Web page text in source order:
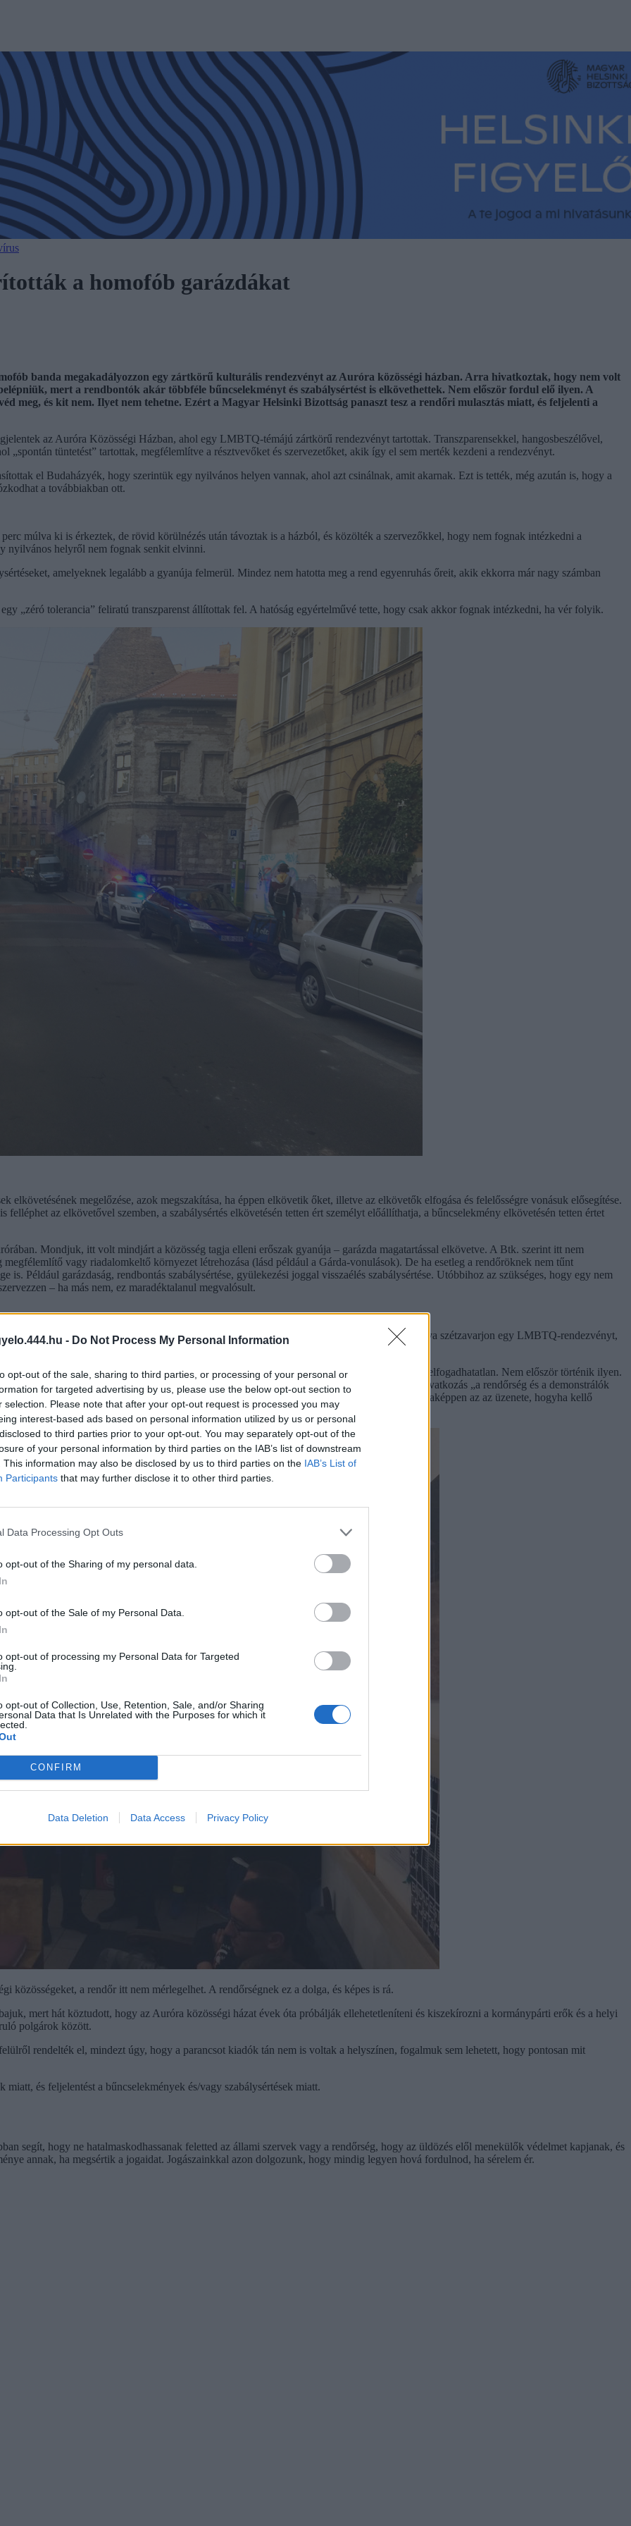
- Do Not Process My Personal Information
opt-out of the sale, sharing to third parties, or processing of your personal or
for targeted advertising by us, please use the below opt-out section to
selection. Please note that after your opt-out request is processed you may
interest-based ads based on personal information utilized by us or personal
to third parties prior to your opt-out. You may separately opt-out of the
of your personal information by third parties on the IAB’s list of downstream
This information may also be disclosed by us to third parties on the IAB’s List of
Participants that may further disclose it to other third parties.
Data Processing Opt Outs
opt-out of the Sharing of my personal data.
opt-out of the Sale of my Personal Data.
opt-out of processing my Personal Data for Targeted
opt-out of Collection, Use, Retention, Sale, and/or Sharing
Data that Is Unrelated with the Purposes for which it
CONFIRM
Data Deletion Data Access Privacy Policy
a homofób garázdákat
banda megakadályozzon egy zártkörű kulturális rendezvényt az Auróra közösségi házban. Arra hivatkoztak, hogy nem volt
mert a rendbontók akár többféle bűncselekményt és szabálysértést is elkövethettek. Nem először fordul elő ilyen. A
meg, és kit nem. Ilyet nem tehetne. Ezért a Magyar Helsinki Bizottság panaszt tesz a rendőri mulasztás miatt, és feljelenti a
az Auróra Közösségi Házban, ahol egy LMBTQ-témájú zártkörű rendezvényt tartottak. Transzparensekkel, hangosbeszélővel,
„spontán tüntetést” tartottak, megfélemlítve a résztvevőket és szervezetőket, akik így el sem merték kezdeni a rendezvényt.
el Budaházyék, hogy szerintük egy nyilvános helyen vannak, ahol azt csinálnak, amit akarnak. Ezt is tették, még azután is, hogy a
a továbbiakban ott.
múlva ki is érkeztek, de rövid körülnézés után távoztak is a házból, és közölték a szervezőkkel, hogy nem fognak intézkedni a
nyilvános helyről nem fognak senkit elvinni.
amelyeknek legalább a gyanúja felmerül. Mindez nem hatotta meg a rend egyenruhás őreit, akik ekkorra már nagy számban
„zéró tolerancia” feliratú transzparenst állítottak fel. A hatóság egyértelművé tette, hogy csak akkor fognak intézkedni, ha vér folyik.
elkövetésének megelőzése, azok megszakítása, ha éppen elkövetik őket, illetve az elkövetők elfogása és felelősségre vonásuk elősegítése.
felléphet az elkövetővel szemben, a szabálysértés elkövetésén tetten ért személyt előállíthatja, a bűncselekmény elkövetésén tetten értet
Mondjuk, itt volt mindjárt a közösség tagja elleni erőszak gyanúja – garázda magatartással elkövetve. A Btk. szerint itt nem
vagy riadalomkeltő környezet létrehozása (lásd például a Gárda-vonulások). De ha esetleg a rendőröknek nem tűnt
is. Például garázdaság, rendbontás szabálysértése, gyülekezési joggal visszaélés szabálysértése. Utóbbihoz az szükséges, hogy egy nem
– ha más nem, ez maradéktalanul megvalósult.
megakadályozni azt, hogy Budaházy és bandája cinikusan vélemény-nyilvánításnak beállítva szétzavarjon egy LMBTQ-rendezvényt,
a homofób gyűlöletparádét.
nem számíthatnak tőlük védelemre, még gyűlöletalapú bűncselekmények esetében sem. Ez elfogadhatatlan. Nem először történik ilyen.
a dolgot 2012-ben. Akkor az országos főkapitány
azzal magyarázta a tétlenséget,
hogy a beavatkozás „a rendőrség és a demonstrálók
és a rendőri erőket, hanem a lakosságot is közvetlen veszélynek tette volna ki”. Ennek voltaképpen az az üzenete, hogyha kellő
mert a rendőrség nem fog közbe lépni.
közösségeket, a rendőr itt nem mérlegelhet. A rendőrségnek ez a dolga, és képes is rá.
mert hát köztudott, hogy az Auróra közösségi házat évek óta próbálják ellehetetleníteni és kiszekírozni a kormánypárti erők és a helyi
polgárok között.
rendelték el, mindezt úgy, hogy a parancsot kiadók tán nem is voltak a helyszínen, fogalmuk sem lehetett, hogy pontosan mit
és feljelentést a bűncselekmények és/vagy szabálysértések miatt.
segít, hogy ne hatalmaskodhassanak feletted az állami szervek vagy a rendőrség, hogy az üldözés elől menekülők védelmet kapjanak, és
annak, ha megsértik a jogaidat. Jogászainkkal azon dolgozunk, hogy mindig legyen hová fordulnod, ha sérelem ér.